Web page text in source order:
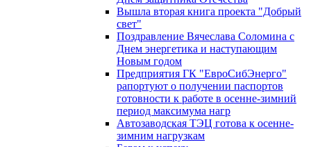
Вышла вторая книга проекта "Добрый
свет"
Поздравление Вячеслава Соломина с
Днем энергетика и наступающим
Новым годом
Предприятия ГК "ЕвроСибЭнерго"
рапортуют о получении паспортов
готовности к работе в осенне-зимний
период максимума нагр
Автозаводская ТЭЦ готова к осенне-
зимним нагрузкам